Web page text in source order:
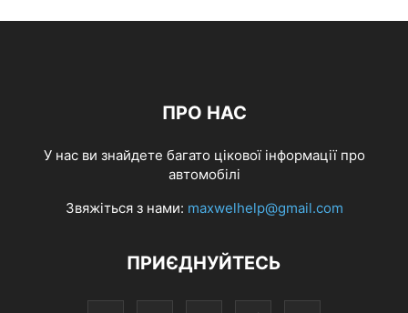
ПРО НАС
У нас ви знайдете багато цікової інформації про
автомобілі
Звяжіться з нами: maxwelhelp@gmail.com
ПРИЄДНУЙТЕСЬ